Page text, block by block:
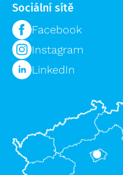
Sociální sítě
Facebook
Instagram
LinkedIn